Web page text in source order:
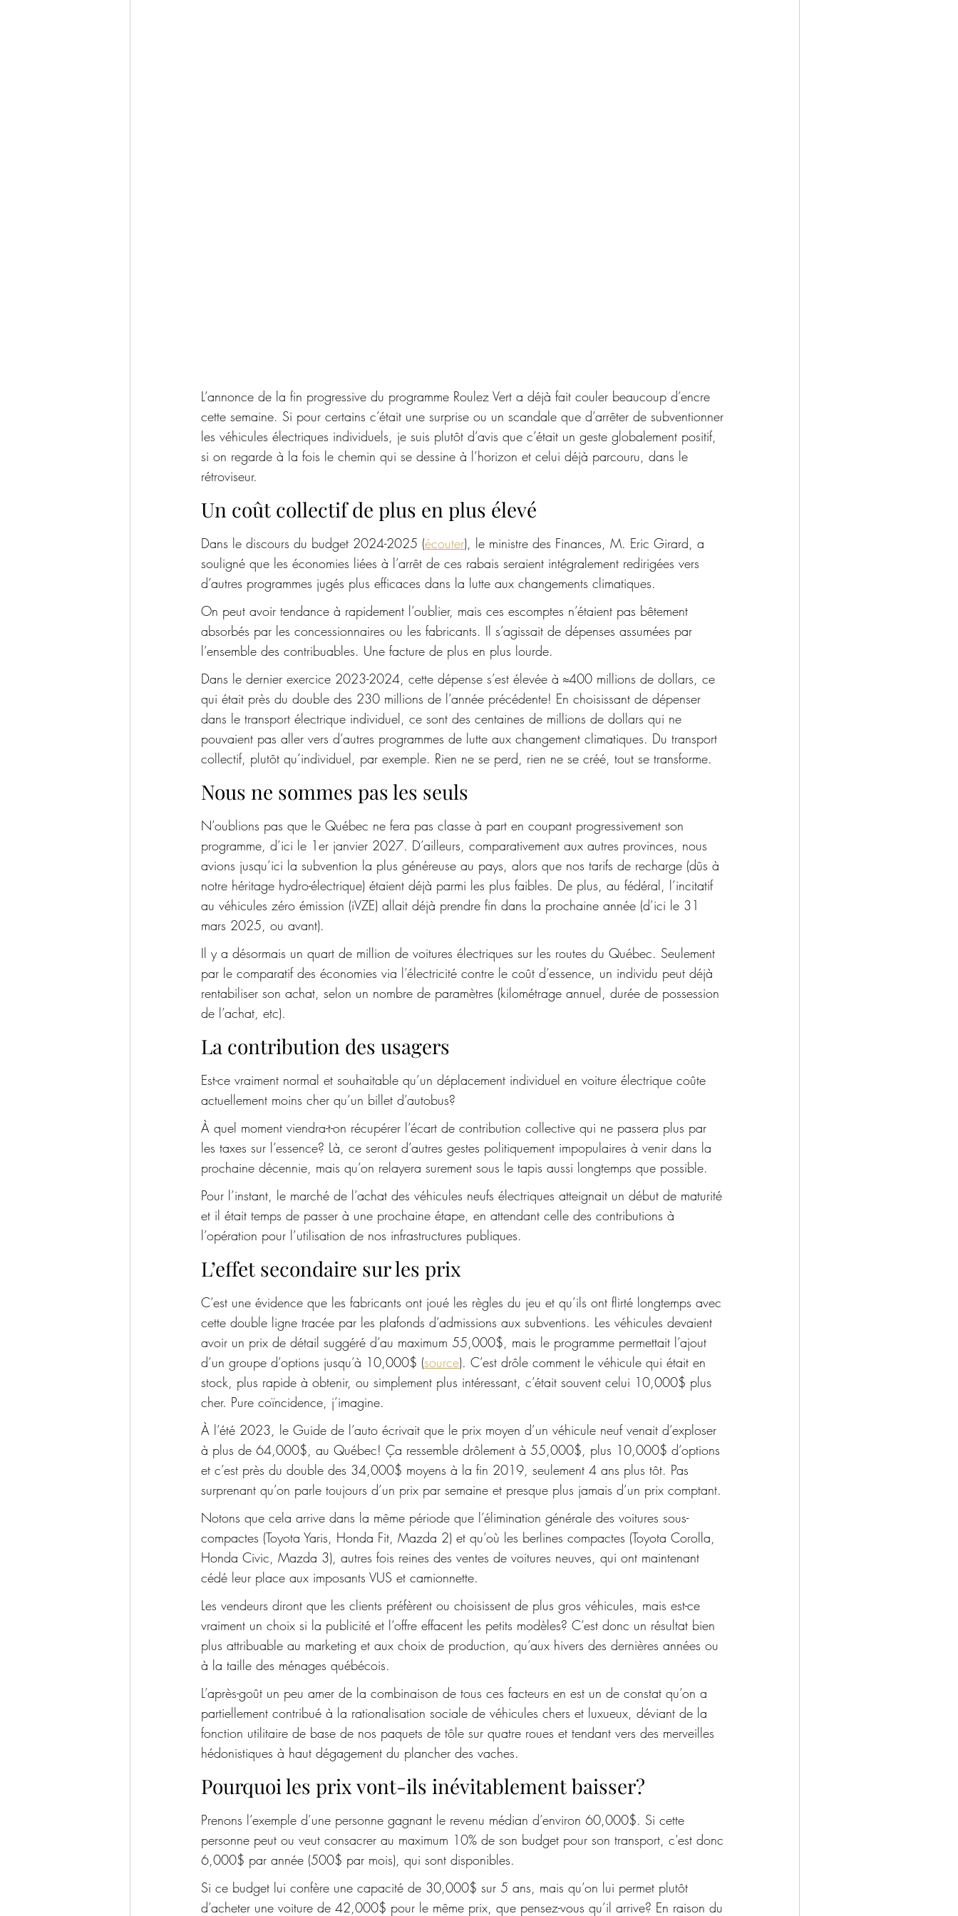
L’annonce de la fin progressive du programme Roulez Vert a déjà fait couler beaucoup d’encre
cette semaine. Si pour certains c’était une surprise ou un scandale que d’arrêter de subventionner
les véhicules électriques individuels, je suis plutôt d’avis que c’était un geste globalement positif,
si on regarde à la fois le chemin qui se dessine à l’horizon et celui déjà parcouru, dans le
rétroviseur.
Un coût collectif de plus en plus élevé
Dans le discours du budget 2024-2025 (écouter), le ministre des Finances, M. Eric Girard, a
souligné que les économies liées à l’arrêt de ces rabais seraient intégralement redirigées vers
d’autres programmes jugés plus efficaces dans la lutte aux changements climatiques.
On peut avoir tendance à rapidement l’oublier, mais ces escomptes n’étaient pas bêtement
absorbés par les concessionnaires ou les fabricants. Il s’agissait de dépenses assumées par
l’ensemble des contribuables. Une facture de plus en plus lourde.
Dans le dernier exercice 2023-2024, cette dépense s’est élevée à ≈400 millions de dollars, ce
qui était près du double des 230 millions de l’année précédente! En choisissant de dépenser
dans le transport électrique individuel, ce sont des centaines de millions de dollars qui ne
pouvaient pas aller vers d’autres programmes de lutte aux changement climatiques. Du transport
collectif, plutôt qu’individuel, par exemple. Rien ne se perd, rien ne se créé, tout se transforme.
Nous ne sommes pas les seuls
N’oublions pas que le Québec ne fera pas classe à part en coupant progressivement son
programme, d’ici le 1er janvier 2027. D’ailleurs, comparativement aux autres provinces, nous
avions jusqu’ici la subvention la plus généreuse au pays, alors que nos tarifs de recharge (dûs à
notre héritage hydro-électrique) étaient déjà parmi les plus faibles. De plus, au fédéral, l’incitatif
au véhicules zéro émission (iVZE) allait déjà prendre fin dans la prochaine année (d’ici le 31
mars 2025, ou avant).
Il y a désormais un quart de million de voitures électriques sur les routes du Québec. Seulement
par le comparatif des économies via l’électricité contre le coût d’essence, un individu peut déjà
rentabiliser son achat, selon un nombre de paramètres (kilométrage annuel, durée de possession
de l’achat, etc).
La contribution des usagers
Est-ce vraiment normal et souhaitable qu’un déplacement individuel en voiture électrique coûte
actuellement moins cher qu’un billet d’autobus?
À quel moment viendra-t-on récupérer l’écart de contribution collective qui ne passera plus par
les taxes sur l’essence? Là, ce seront d’autres gestes politiquement impopulaires à venir dans la
prochaine décennie, mais qu’on relayera surement sous le tapis aussi longtemps que possible.
Pour l’instant, le marché de l’achat des véhicules neufs électriques atteignait un début de maturité
et il était temps de passer à une prochaine étape, en attendant celle des contributions à
l’opération pour l’utilisation de nos infrastructures publiques.
L’effet secondaire sur les prix
C’est une évidence que les fabricants ont joué les règles du jeu et qu’ils ont flirté longtemps avec
cette double ligne tracée par les plafonds d’admissions aux subventions. Les véhicules devaient
avoir un prix de détail suggéré d’au maximum 55,000$, mais le programme permettait l’ajout
d’un groupe d’options jusqu’à 10,000$ (source). C’est drôle comment le véhicule qui était en
stock, plus rapide à obtenir, ou simplement plus intéressant, c’était souvent celui 10,000$ plus
cher. Pure coïncidence, j’imagine.
À l’été 2023, le Guide de l’auto écrivait que le prix moyen d’un véhicule neuf venait d’exploser
à plus de 64,000$, au Québec! Ça ressemble drôlement à 55,000$, plus 10,000$ d’options
et c’est près du double des 34,000$ moyens à la fin 2019, seulement 4 ans plus tôt. Pas
surprenant qu’on parle toujours d’un prix par semaine et presque plus jamais d’un prix comptant.
Notons que cela arrive dans la même période que l’élimination générale des voitures sous-
compactes (Toyota Yaris, Honda Fit, Mazda 2) et qu’où les berlines compactes (Toyota Corolla,
Honda Civic, Mazda 3), autres fois reines des ventes de voitures neuves, qui ont maintenant
cédé leur place aux imposants VUS et camionnette.
Les vendeurs diront que les clients préfèrent ou choisissent de plus gros véhicules, mais est-ce
vraiment un choix si la publicité et l’offre effacent les petits modèles? C’est donc un résultat bien
plus attribuable au marketing et aux choix de production, qu’aux hivers des dernières années ou
à la taille des ménages québécois.
L’après-goût un peu amer de la combinaison de tous ces facteurs en est un de constat qu’on a
partiellement contribué à la rationalisation sociale de véhicules chers et luxueux, déviant de la
fonction utilitaire de base de nos paquets de tôle sur quatre roues et tendant vers des merveilles
hédonistiques à haut dégagement du plancher des vaches.
Pourquoi les prix vont-ils inévitablement baisser?
Prenons l’exemple d’une personne gagnant le revenu médian d’environ 60,000$. Si cette
personne peut ou veut consacrer au maximum 10% de son budget pour son transport, c’est donc
6,000$ par année (500$ par mois), qui sont disponibles.
Si ce budget lui confère une capacité de 30,000$ sur 5 ans, mais qu’on lui permet plutôt
d’acheter une voiture de 42,000$ pour le même prix, que pensez-vous qu’il arrive? En raison du